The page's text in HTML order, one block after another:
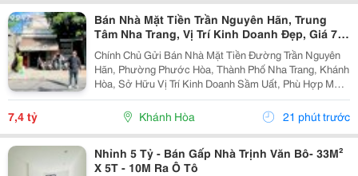
Bán Nhà Mặt Tiền Trần Nguyên Hãn, Trung
Tâm Nha Trang, Vị Trí Kinh Doanh Đẹp, Giá 7,4
Tỷ
Chính Chủ Gửi Bán Nhà Mặt Tiền Đường Trần Nguyên
Hãn, Phường Phước Hòa, Thành Phố Nha Trang, Khánh
Hòa, Sở Hữu Vị Trí Kinh Doanh Sầm Uất, Phù Hợp Mở
Cửa Hàng, Văn Phòng, Showroom Hoặc Đầu Tư Cho
Thuê Lâu Dài. Thông Tin Chi Tiết. - Địa Chỉ: Số...
7,4 tỷ Khánh Hòa 21 phút trước
Nhỉnh 5 Tỷ - Bán Gấp Nhà Trịnh Văn Bô- 33M²
X 5T - 10M Ra Ô Tô